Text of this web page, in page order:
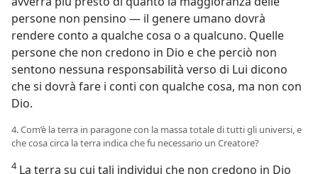
persone non pensino — il genere umano dovrà
rendere conto a qualche cosa o a qualcuno. Quelle
persone che non credono in Dio e che perciò non
sentono nessuna responsabilità verso di Lui dicono
che si dovrà fare i conti con qualche cosa, ma non con
Dio.
4. Com’è la terra in paragone con la massa totale di tutti gli universi, e
che cosa circa la terra indica che fu necessario un Creatore?
4La terra su cui tali individui che non credono in Dio